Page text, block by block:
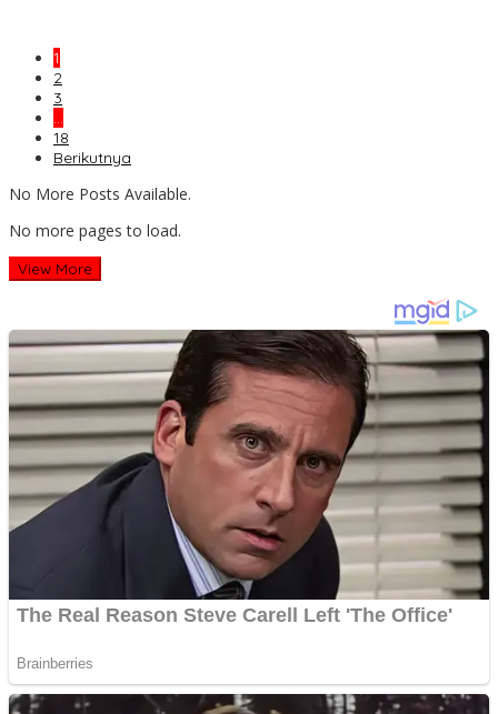
1
2
3
…
18
Berikutnya
No More Posts Available.
No more pages to load.
View More